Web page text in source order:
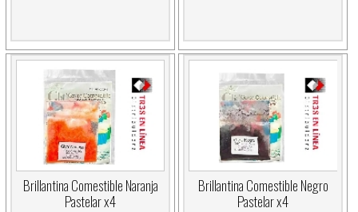
Brillantina Comestible Naranja
Pastelar x4
Brillantina Comestible Negro
Pastelar x4